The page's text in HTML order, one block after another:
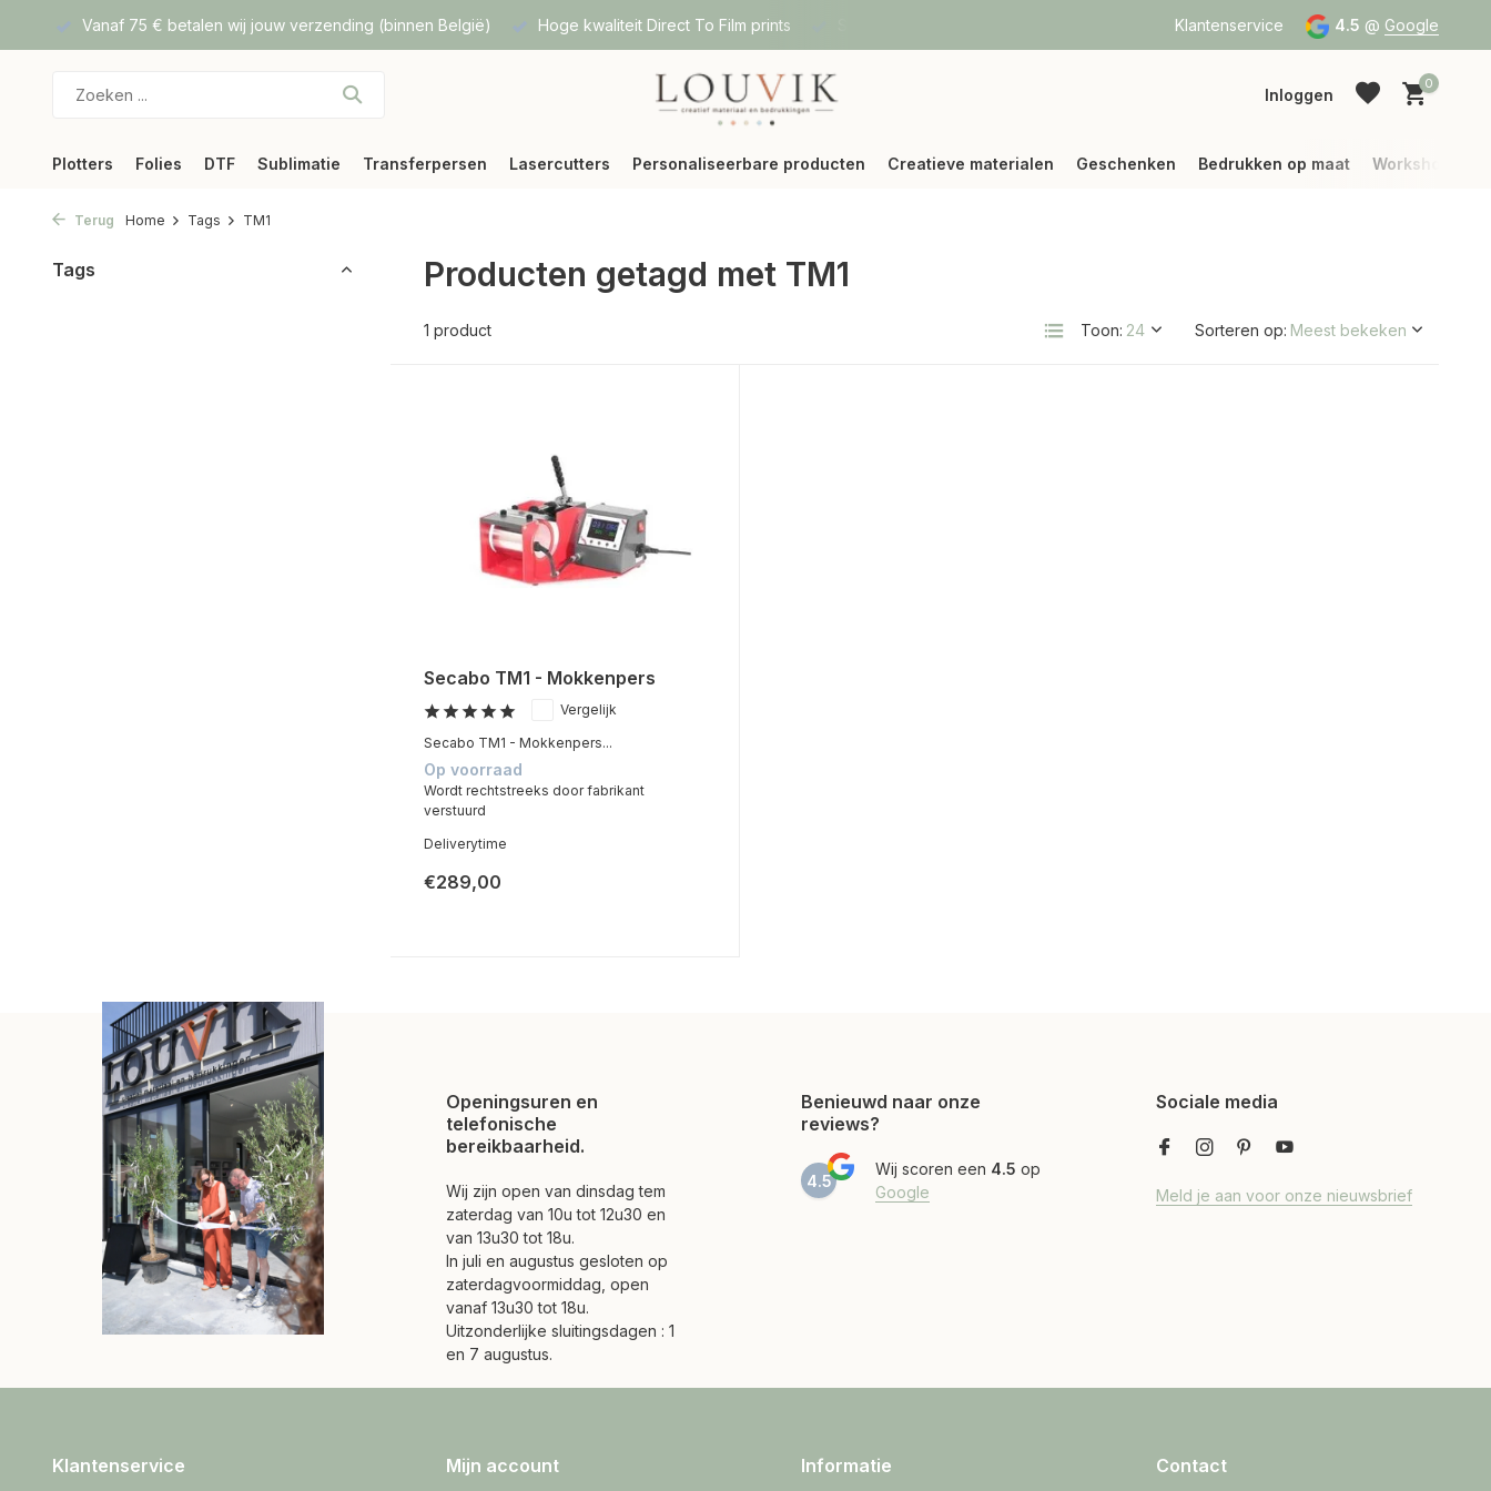
Vanaf 75 € betalen wij jouw verzending (binnen België) Hoge kwaliteit Direct To Film prints Vanaf 75 € betalen wij jouw verzending
Klantenservice 4.5 @ Google
Inloggen
0
Plotters Folies DTF Sublimatie Transferpersen Lasercutters Personaliseerbare producten Creatieve materialen Geschenken Bedrukken op maat Workshops
Terug Home Tags TM1
Tags Producten getagd met TM1
1 product Toon: Sorteren op:
Secabo TM1 - Mokkenpers
Vergelijk
Secabo TM1 - Mokkenpers...
Op voorraad
Wordt rechtstreeks door fabrikant
verstuurd
Deliverytime
€289,00
Openingsuren en
telefonische
bereikbaarheid.
Wij zijn open van dinsdag tem
zaterdag van 10u tot 12u30 en
van 13u30 tot 18u.
In juli en augustus gesloten op
zaterdagvoormiddag, open
vanaf 13u30 tot 18u.
Uitzonderlijke sluitingsdagen : 1
en 7 augustus.
Benieuwd naar onze
reviews?
4.5
Wij scoren een 4.5 op
Google
Sociale media
Meld je aan voor onze nieuwsbrief
Klantenservice Mijn account Informatie Contact